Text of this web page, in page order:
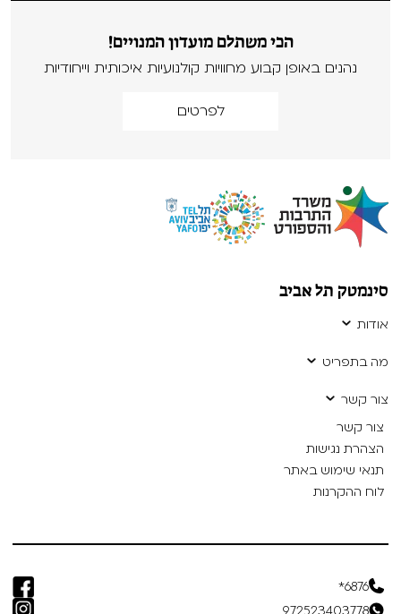
הכי משתלם מועדון המנויים!
נהנים באופן קבוע מחוויות קולנועיות איכותית וייחודיות
לפרטים
סינמטק תל אביב
אודות
מה בתפריט
צור קשר
צור קשר
הצהרת נגישות
תנאי שימוש באתר
לוח ההקרנות
6876*